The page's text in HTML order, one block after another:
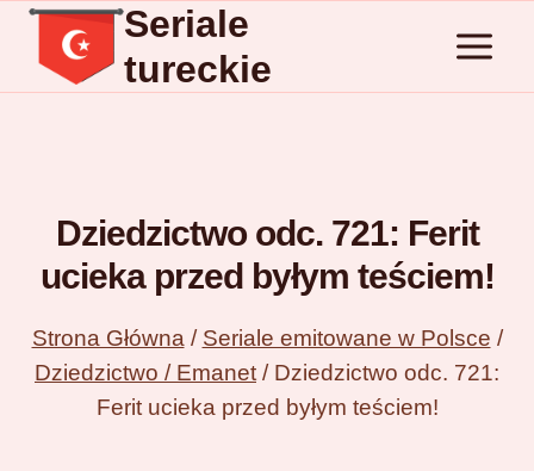
Przejdź
treści
Seriale
tureckie
Dziedzictwo odc. 721: Ferit
ucieka przed byłym teściem!
Strona Główna / Seriale emitowane w Polsce /
Dziedzictwo / Emanet / Dziedzictwo odc. 721:
Ferit ucieka przed byłym teściem!